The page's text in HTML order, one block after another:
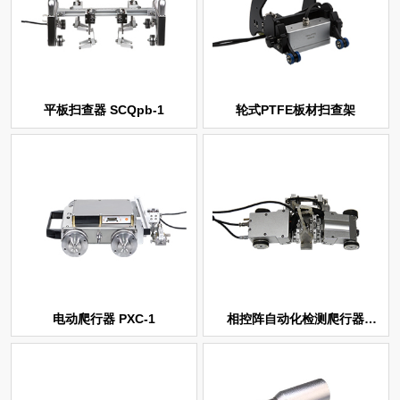
平板扫查器 SCQpb-1 轮式PTFE板材扫查架
电动爬行器 PXC-1
PXQpa-1